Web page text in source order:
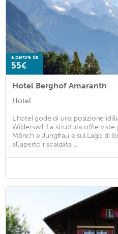
a partire da
55€
Hotel Berghof Amaranth
Hotel
L'hotel gode di una posizione
Wilderswil. La struttura offre
Mönch e Jungfrau e sul Lago di
all'aperto riscaldata ...